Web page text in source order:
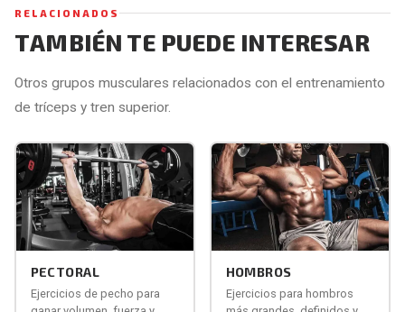
RELACIONADOS
TAMBIÉN TE PUEDE INTERESAR
Otros grupos musculares relacionados con el entrenamiento
de tríceps y tren superior.
PECTORAL
Ejercicios de pecho para
HOMBROS
Ejercicios para hombros